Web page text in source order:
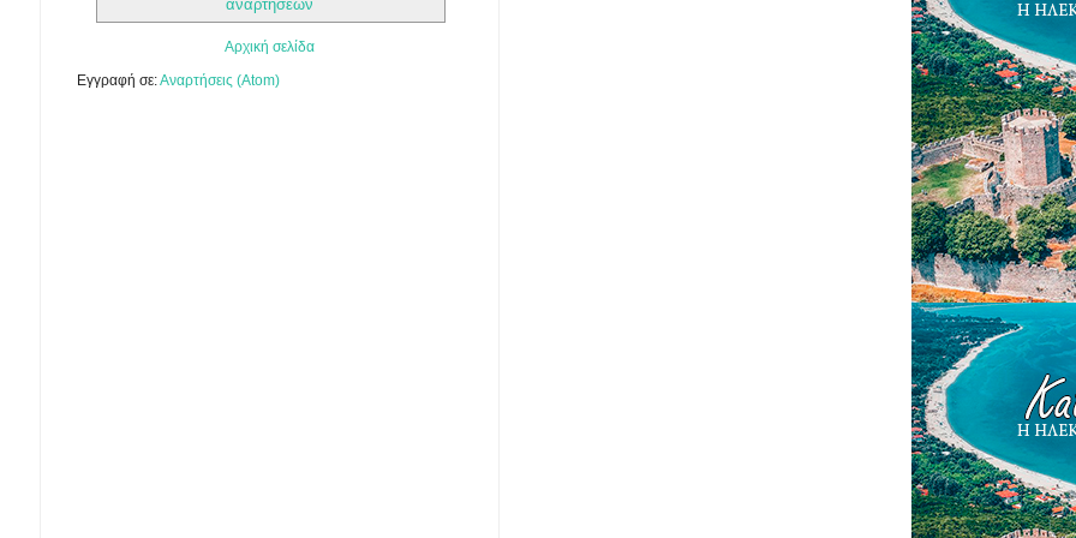
αναρτήσεων
Αρχική σελίδα
Εγγραφή σε:Αναρτήσεις (Atom)